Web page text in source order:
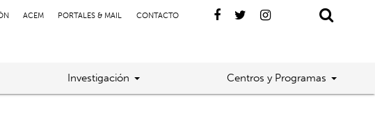
ACEM PORTALES & MAIL CONTACTO
Investigación Centros y Programas